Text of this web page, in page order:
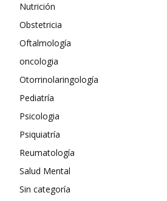
Nutrición
Obstetricia
Oftalmología
oncologia
Otorrinolaringología
Pediatría
Psicologia
Psiquiatría
Reumatología
Salud Mental
Sin categoría